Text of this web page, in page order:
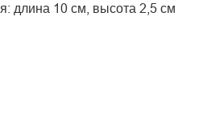
длина 10 см, высота 2,5 см